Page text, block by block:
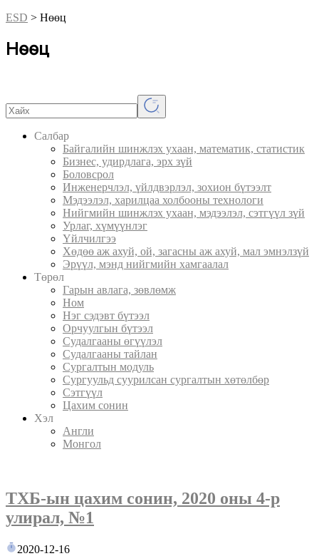
ESD > Нөөц
Нөөц
Салбар
Байгалийн шинжлэх ухаан, математик, статистик
Бизнес, удирдлага, эрх зүй
Боловсрол
Инженерчлэл, үйлдвэрлэл, зохион бүтээлт
Мэдээлэл, харилцаа холбооны технологи
Нийгмийн шинжлэх ухаан, мэдээлэл, сэтгүүл зүй
Урлаг, хүмүүнлэг
Үйлчилгээ
Хөдөө аж ахуй, ой, загасны аж ахуй, мал эмнэлзүй
Эрүүл, мэнд нийгмийн хамгаалал
Төрөл
Гарын авлага, зөвлөмж
Ном
Нэг сэдэвт бүтээл
Орчуулгын бүтээл
Судалгааны өгүүлэл
Судалгааны тайлан
Сургалтын модуль
Сургуульд суурилсан сургалтын хөтөлбөр
Сэтгүүл
Цахим сонин
Хэл
Англи
Монгол
ТХБ-ын цахим сонин, 2020 оны 4-р
улирал, №1
2020-12-16